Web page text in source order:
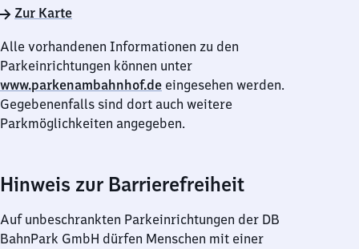
Zur Karte
Alle vorhandenen Informationen zu den
Parkeinrichtungen können unter
www.parkenambahnhof.de eingesehen werden.
Gegebenenfalls sind dort auch weitere
Parkmöglichkeiten angegeben.
Hinweis zur Barrierefreiheit
Auf unbeschrankten Parkeinrichtungen der DB
BahnPark GmbH dürfen Menschen mit einer